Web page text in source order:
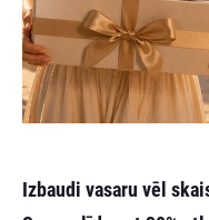
Izbaudi vasaru vēl